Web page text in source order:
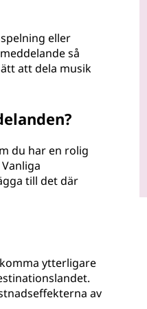
eller
så
att dela musik
du har en rolig
till det där
ytterligare
av